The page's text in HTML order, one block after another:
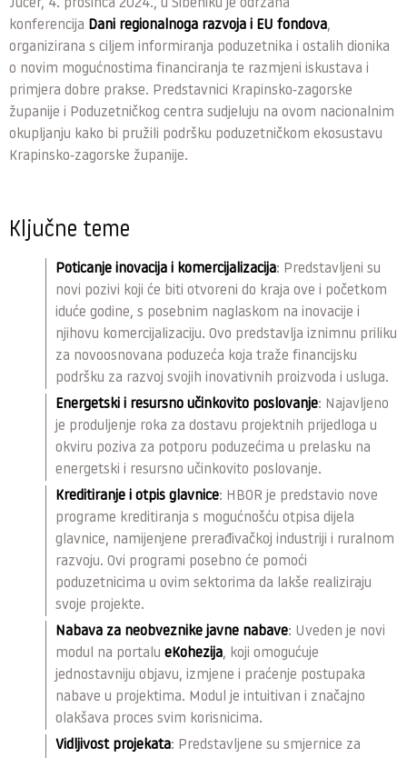
Jučer, 4. prosinca 2024., u Šibeniku je održana
konferencija Dani regionalnoga razvoja i EU fondova,
organizirana s ciljem informiranja poduzetnika i ostalih dionika
o novim mogućnostima financiranja te razmjeni iskustava i
primjera dobre prakse. Predstavnici Krapinsko-zagorske
županije i Poduzetničkog centra sudjeluju na ovom nacionalnim
okupljanju kako bi pružili podršku poduzetničkom ekosustavu
Krapinsko-zagorske županije.
Ključne teme
Poticanje inovacija i komercijalizacija: Predstavljeni su
novi pozivi koji će biti otvoreni do kraja ove i početkom
iduće godine, s posebnim naglaskom na inovacije i
njihovu komercijalizaciju. Ovo predstavlja iznimnu priliku
za novoosnovana poduzeća koja traže financijsku
podršku za razvoj svojih inovativnih proizvoda i usluga.
Energetski i resursno učinkovito poslovanje: Najavljeno
je produljenje roka za dostavu projektnih prijedloga u
okviru poziva za potporu poduzećima u prelasku na
energetski i resursno učinkovito poslovanje.
Kreditiranje i otpis glavnice: HBOR je predstavio nove
programe kreditiranja s mogućnošću otpisa dijela
glavnice, namijenjene prerađivačkoj industriji i ruralnom
razvoju. Ovi programi posebno će pomoći
poduzetnicima u ovim sektorima da lakše realiziraju
svoje projekte.
Nabava za neobveznike javne nabave: Uveden je novi
modul na portalu eKohezija, koji omogućuje
jednostavniju objavu, izmjene i praćenje postupaka
nabave u projektima. Modul je intuitivan i značajno
olakšava proces svim korisnicima.
Vidljivost projekata: Predstavljene su smjernice za